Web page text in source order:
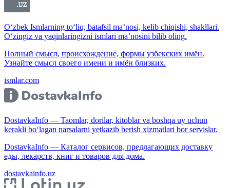
O‘zbek Ismlarning to‘liq, batafsil ma’nosi, kelib chiqishi, shakllari.
O‘zingiz va yaqinlaringizni ismlari ma’nosini bilib oling.
Полный смысл, происхождение, формы узбекских имён.
Узнайте смысл своего имени и имён близких.
ismlar.com
DostavkaInfo — Taomlar, dorilar, kitoblar va boshqa uy uchun
kerakli bo‘lagan narsalarni yetkazib berish xizmatlari bor servislar.
DostavkaInfo — Каталог сервисов, предлагающих доставку
еды, лекарств, книг и товаров для дома.
dostavkainfo.uz